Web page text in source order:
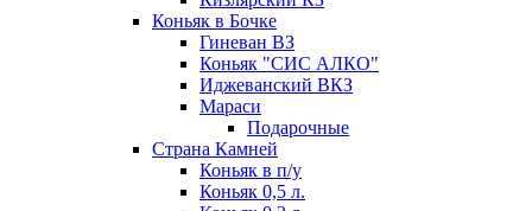
Коньяк в Бочке
Гиневан ВЗ
Коньяк "СИС АЛКО"
Иджеванский ВКЗ
Мараси
Подарочные
Страна Камней
Коньяк в п/у
Коньяк 0,5 л.